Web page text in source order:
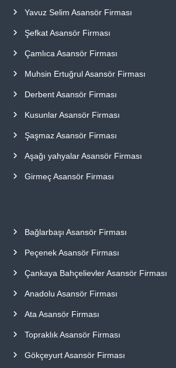
Yavuz Selim Asansör Firması
Şefkat Asansör Firması
Çamlıca Asansör Firması
Muhsin Ertuğrul Asansör Firması
Derbent Asansör Firması
Kusunlar Asansör Firması
Şaşmaz Asansör Firması
Aşağı yahyalar Asansör Firması
Girmeç Asansör Firması
Bağlarbaşı Asansör Firması
Peçenek Asansör Firması
Çankaya Bahçelievler Asansör Firması
Anadolu Asansör Firması
Ata Asansör Firması
Topraklık Asansör Firması
Gökçeyurt Asansör Firması